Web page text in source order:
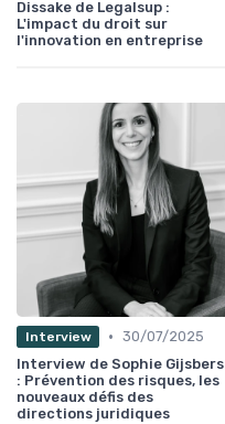
Dissake de Legalsup :
L'impact du droit sur
l'innovation en entreprise
Interview • 30/07/2025
Interview de Sophie Gijsbers
: Prévention des risques, les
nouveaux défis des
directions juridiques